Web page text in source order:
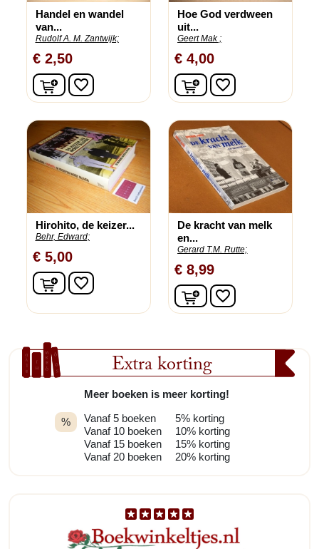
Extra korting
%
Meer boeken is meer korting!
Vanaf 5 boeken
Vanaf 10 boeken
Vanaf 15 boeken
Vanaf 20 boeken
5% korting
10% korting
15% korting
20% korting
Handel en wandel
van...
Rudolf A. M. Zantwijk;
€ 2,50
In winkelwagen
favorite_border
Hoe God verdween
uit...
Geert Mak ;
€ 4,00
In winkelwagen
favorite_border
Hirohito, de keizer...
Behr, Edward;
€ 5,00
In winkelwagen
favorite_border
De kracht van melk
en...
Gerard T.M. Rutte;
€ 8,99
In winkelwagen
favorite_border